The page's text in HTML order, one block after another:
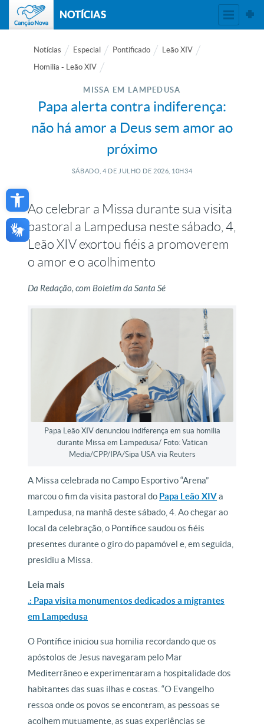
Open toolbar
NOTÍCIAS
Notícias Especial Pontificado
Leão XIV
Homilia - Leão XIV
MISSA EM LAMPEDUSA
Papa alerta contra indiferença:
não há amor a Deus sem amor ao
próximo
SÁBADO, 4 DE JULHO DE 2026, 10H34
Ao celebrar a Missa durante sua visita
pastoral a Lampedusa neste sábado, 4,
Leão XIV exortou fiéis a promoverem
o amor e o acolhimento
Da Redação, com Boletim da Santa Sé
Papa Leão XIV denunciou indiferença em sua homilia
durante Missa em Lampedusa/ Foto: Vatican
Media/CPP/IPA/Sipa USA via Reuters
A Missa celebrada no Campo Esportivo “Arena”
marcou o fim da visita pastoral do Papa Leão XIVa
Lampedusa, na manhã deste sábado, 4. Ao chegar ao
local da celebração, o Pontífice saudou os fiéis
presentes durante o giro do papamóvel e, em seguida,
presidiu a Missa.
Leia mais
.: Papa visita monumentos dedicados a migrantes
em Lampedusa
O Pontífice iniciou sua homilia recordando que os
apóstolos de Jesus navegaram pelo Mar
Mediterrâneo e experimentaram a hospitalidade dos
habitantes das suas ilhas e costas. “O Evangelho
ressoa onde os povos se encontram, as pessoas se
acolhem mutuamente, as suas experiências se